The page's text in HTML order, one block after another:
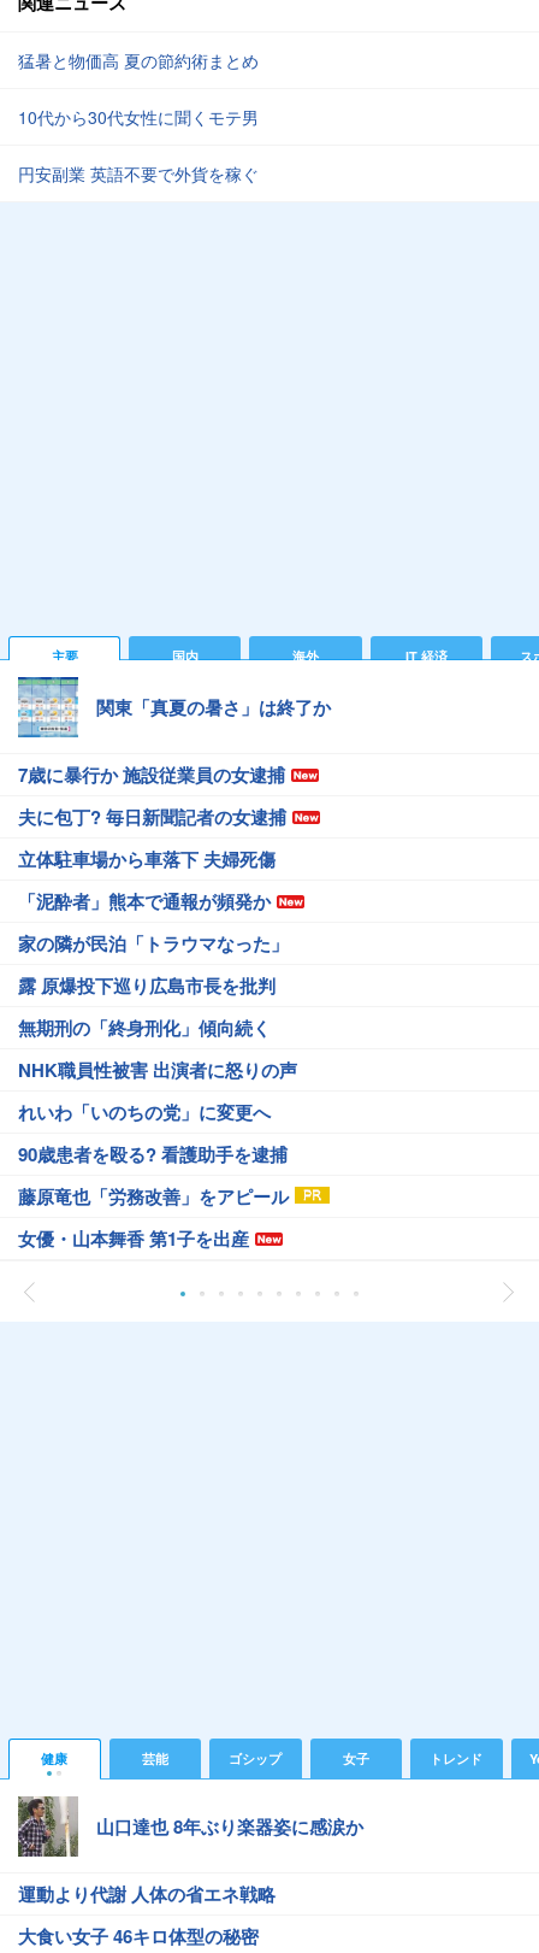
猛暑と物価高 夏の節約術まとめ
10代から30代女性に聞くモテ男
円安副業 英語不要で外貨を稼ぐ
主要 国内 海外 IT 経済 ス
関東「真夏の暑さ」は終了か
7歳に暴行か 施設従業員の女逮捕
夫に包丁? 毎日新聞記者の女逮捕
立体駐車場から車落下 夫婦死傷
「泥酔者」熊本で通報が頻発か
家の隣が民泊「トラウマなった」
露 原爆投下巡り広島市長を批判
無期刑の「終身刑化」傾向続く
NHK職員性被害 出演者に怒りの声
れいわ「いのちの党」に変更へ
90歳患者を殴る? 看護助手を逮捕
藤原竜也「労務改善」をアピール
女優・山本舞香 第1子を出産
健康 芸能 ゴシップ 女子 トレンド
山口達也 8年ぶり楽器姿に感涙か
運動より代謝 人体の省エネ戦略
大食い女子 46キロ体型の秘密